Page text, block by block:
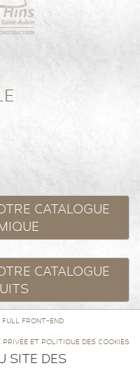
CATALOGUE
CATALOGUE
FULL FRONT-END
PRIVÉE ET POLITIQUE DES COOKIES
SITE DES